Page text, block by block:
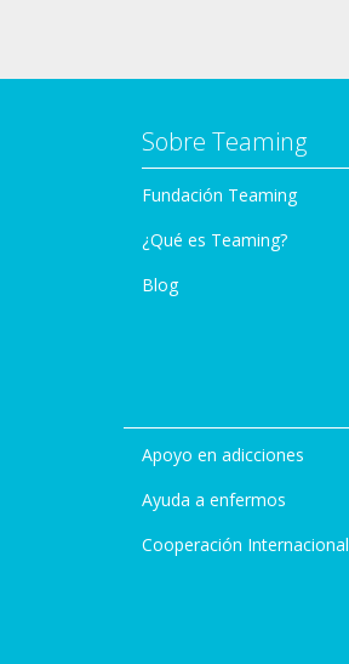
Sobre Teaming
Fundación Teaming
¿Qué es Teaming?
Blog
Apoyo en adicciones
Ayuda a enfermos
Cooperación Internacional